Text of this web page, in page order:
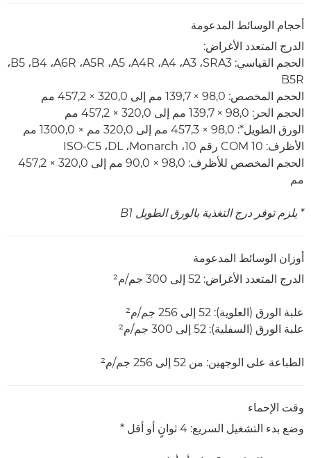
أحجام الوسائط المدعومة
الدرج المتعدد الأغراض:
الحجم القياسي: SRA3‏، A3‏، A4‏، A4R‏، A5‏، A5R، ‏A6R‏، B4‏، B5‏،
B5R
الحجم المخصص: 98,0 × 139,7 مم إلى 320,0 × 457,2 مم
الحجم الحر: 98,0 × 139,7 مم إلى 320,0 × 457,2 مم
الورق الطويل*: 98,0 × 457,3 مم إلى 320,0 مم × 1300,0 مم
الأظرف: COM 10 رقم 10، ‏Monarch، ‏DL، ‏ISO-C5
الحجم المخصص للأظرف: 98,0 × 90,0 مم إلى 320,0 × 457,2
مم
* يلزم توفر درج التغذية بالورق الطويل B1
أوزان الوسائط المدعومة
الدرج المتعدد الأغراض: 52 إلى 300 جم/م²
علبة الورق (العلوية): 52 إلى 256 جم/م²
علبة الورق (السفلية): 52 إلى 300 جم/م²
الطباعة على الوجهين: من 52 إلى 256 جم/م²
وقت الإحماء
وضع بدء التشغيل السريع: 4 ثوانٍ أو أقل *